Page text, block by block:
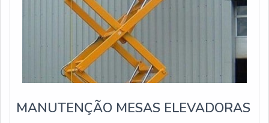
MANUTENÇÃO MESAS ELEVADORAS